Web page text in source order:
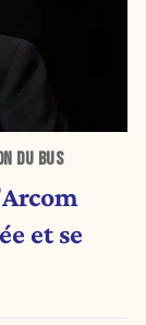
DU BUS
et se